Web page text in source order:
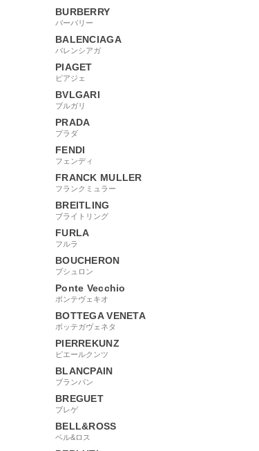
BURBERRY
バーバリー
BALENCIAGA
バレンシアガ
PIAGET
ピアジェ
BVLGARI
ブルガリ
PRADA
プラダ
FENDI
フェンディ
FRANCK MULLER
フランクミュラー
BREITLING
ブライトリング
FURLA
フルラ
BOUCHERON
ブシュロン
Ponte Vecchio
ポンテヴェキオ
BOTTEGA VENETA
ボッテガヴェネタ
PIERREKUNZ
ピエールクンツ
BLANCPAIN
ブランパン
BREGUET
ブレゲ
BELL&ROSS
ベル&ロス